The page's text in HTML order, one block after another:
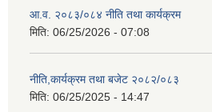
आ.व. २०८३/०८४ नीति तथा कार्यक्रम
मिति: 06/25/2026 - 07:08
नीति,कार्यक्रम तथा बजेट २०८२/०८३
मिति: 06/25/2025 - 14:47